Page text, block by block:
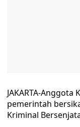
JAKARTA-
pemerintah
Kriminal